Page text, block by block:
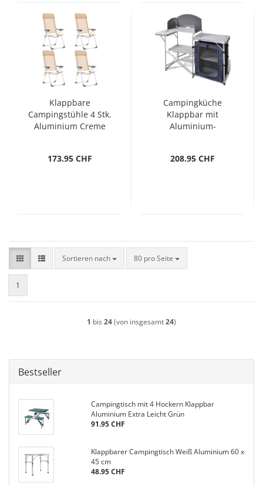
Klappbare
Campingstühle 4 Stk.
Aluminium Creme
173.95 CHF
Campingküche
Klappbar mit
Aluminium-
208.95 CHF
Sortieren nach
Sortieren nach 80 pro Seite
pro Seite
1
1 bis 24(von insgesamt24)
Bestseller
Campingtisch mit 4 Hockern Klappbar
Aluminium Extra Leicht Grün
91.95 CHF
Klappbarer Campingtisch Weiß Aluminium 60 x
45 cm
48.95 CHF